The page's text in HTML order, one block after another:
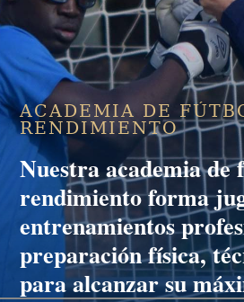
ACADEMIA DE
RENDIMIENTO
Nuestraacademia de
rendimientoforma
entrenamientos
preparación física,
para alcanzar su